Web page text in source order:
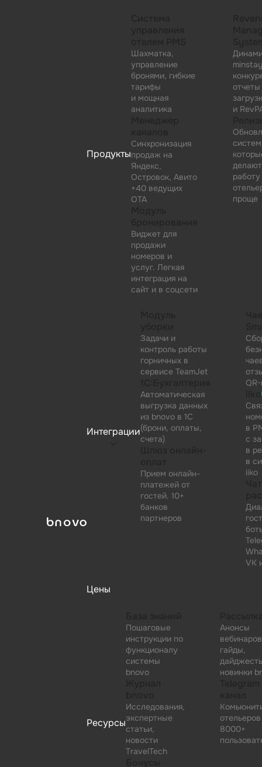
Продукты
Шахматка,
управление
бронями, гибкие
тарифы
и мощная
аналитика
Синхронизация
продаж на
Яндекс,
Островок, Авито
+40 ведущих
OTA
Виджет для
продажи
номеров и
услуг. Легкая
интеграция на
сайт и в соцсети
и
делают
работу
проще
Интеграции
Задачи и
контроль работы
горничных в
сервисе TeamJet
Автоматическая
выгрузка данных
из bnovo в 1C
(брони, оплаты,
счета)
Прием онлайн-
платежей от
гостей. 10+
банков
партнеров
iiko
в
с
в
в
iiko
VK
Цены
Ресурсы
Пошаговые
инструкции по
функционалу
системы
bnovo
Исследования,
экспертные
статьи,
новости
TravelTech
Анонсы
гайды,
новинки
отельеров
8000+